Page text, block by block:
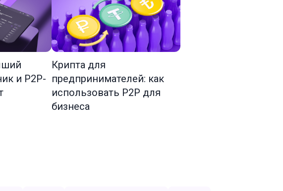
и P2P-
Крипта для
предпринимателей: как
использовать P2P для
бизнеса